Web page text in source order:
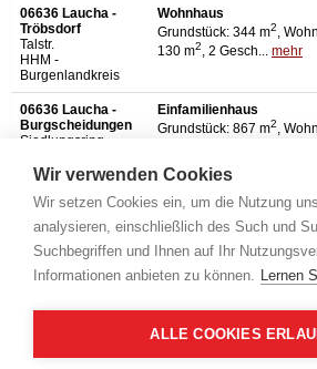
Wir verwenden Cookies
Wir setzen Cookies ein, um die Nutzung
analysieren, einschließlich des Such und
Suchbegriffen und Ihnen auf Ihr
Informationen anbieten zu können. Lernen
ALLE COOKIES
06636 Laucha -
Tröbsdorf
Talstr.
HHM -
Burgenlandkreis
Wohnhaus
Grundstück: 344 m2,
130 m2, 2 Gesch... mehr
06636 Laucha -
Burgscheidungen
Siedlungsring
Burgenlandkreis
Einfamilienhaus
Grundstück: 867 m2,
Info - Amtsgericht
Weitere Amtsgerichte
Aschersleben, Burg,
Lutherstadt Eisleben,
Gardelegen, Halberstadt,
Wolmirstedt, Zeitz, Zerbst,